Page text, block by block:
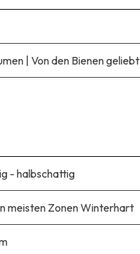
| Von den Bienen geliebt
- halbschattig
meisten Zonen Winterhart